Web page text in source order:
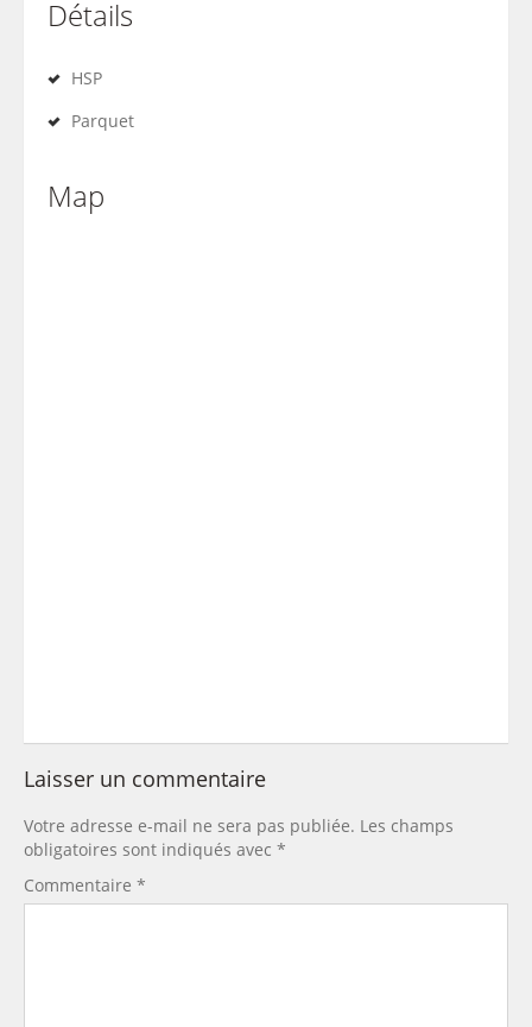
Détails
HSP
Parquet
Map
Laisser un commentaire
Votre adresse e-mail ne sera pas publiée. Les champs
obligatoires sont indiqués avec *
Commentaire *